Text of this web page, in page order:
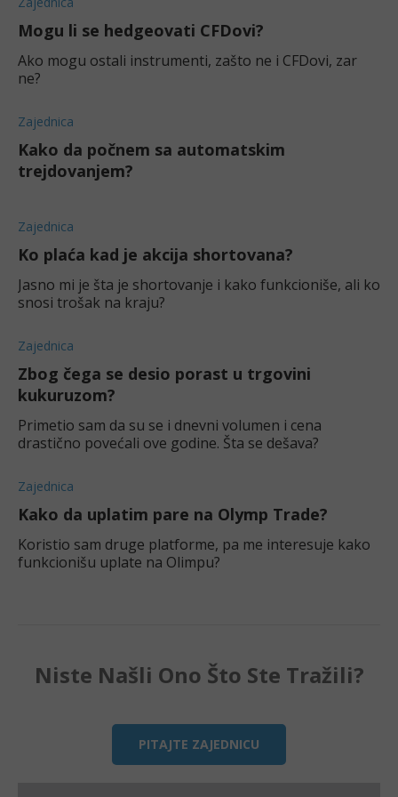
Mogu li se hedgeovati CFDovi?
Ako mogu ostali instrumenti, zašto ne i CFDovi, zar
ne?
Zajednica
Kako da počnem sa automatskim
trejdovanjem?
Zajednica
Ko plaća kad je akcija shortovana?
Jasno mi je šta je shortovanje i kako funkcioniše, ali ko
snosi trošak na kraju?
Zajednica
Zbog čega se desio porast u trgovini
kukuruzom?
Primetio sam da su se i dnevni volumen i cena
drastično povećali ove godine. Šta se dešava?
Zajednica
Kako da uplatim pare na Olymp Trade?
Koristio sam druge platforme, pa me interesuje kako
funkcionišu uplate na Olimpu?
Niste Našli Ono Što Ste Tražili?
PITAJTE ZAJEDNICU